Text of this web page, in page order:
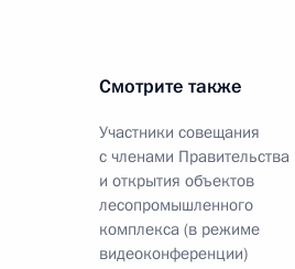
Олегом
Смотрите также
Участники совещания
с членами Правительства
и открытия объектов
лесопромышленного
комплекса (в режиме
видеоконференции)